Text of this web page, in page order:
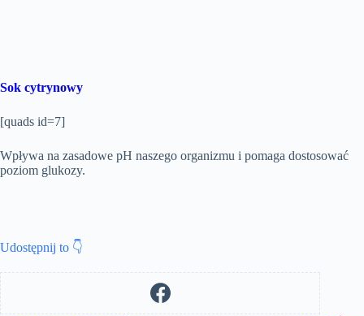
Sok cytrynowy
[quads id=7]
Wpływa na zasadowe pH naszego organizmu i pomaga dostosować
poziom glukozy.
Udostępnij to 👇